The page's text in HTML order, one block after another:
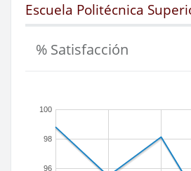
Escuela Politécnica
% Satisfacción
96
98
100